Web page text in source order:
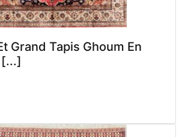
Grand Tapis Ghoum En
[...]